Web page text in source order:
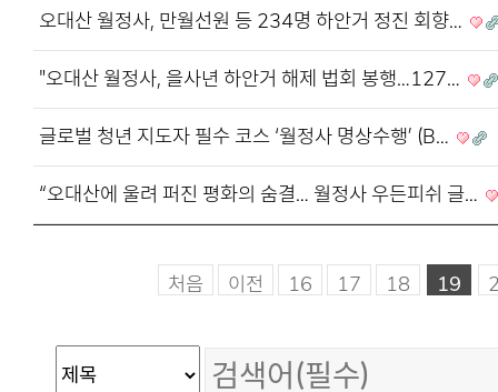
오대산 월정사, 만월선원 등 234명 하안거 정진 회향…
"오대산 월정사, 을사년 하안거 해제 법회 봉행…127…
글로벌 청년 지도자 필수 코스 ‘월정사 명상수행’ (B…
“오대산에 울려 퍼진 평화의 숨결… 월정사 우든피쉬 글…
처음 이전 16 17 18 19